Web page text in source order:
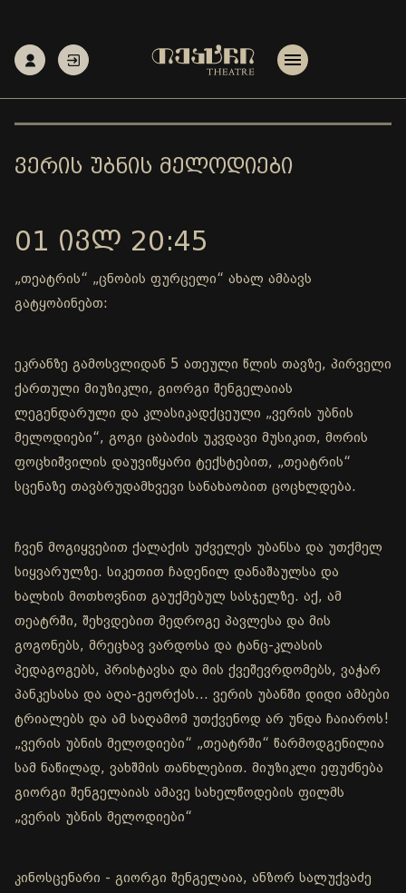
ᲕᲔᲠᲘᲡ ᲣᲑᲜᲘᲡ ᲛᲔᲚᲝᲓᲘᲔᲑᲘ
01 ᲘᲕᲚ 20:45
„თეატრის“ „ცნობის ფურცელი“ ახალ ამბავს
გატყობინებთ:
ეკრანზე გამოსვლიდან 5 ათეული წლის თავზე, პირველი
ქართული მიუზიკლი, გიორგი შენგელაიას
ლეგენდარული და კლასიკადქცეული „ვერის უბნის
მელოდიები“, გოგი ცაბაძის უკვდავი მუსიკით, მორის
ფოცხიშვილის დაუვიწყარი ტექსტებით, „თეატრის“
სცენაზე თავბრუდამხვევი სანახაობით ცოცხლდება.
ჩვენ მოგიყვებით ქალაქის უძველეს უბანსა და უთქმელ
სიყვარულზე. სიკეთით ჩადენილ დანაშაულსა და
ხალხის მოთხოვნით გაუქმებულ სასჯელზე. აქ, ამ
თეატრში, შეხვდებით მედროგე პავლესა და მის
გოგონებს, მრეცხავ ვარდოსა და ტანც-კლასის
პედაგოგებს, პრისტავსა და მის ქვეშევრდომებს, ვაჭარ
პანკესასა და აღა-გეორქას... ვერის უბანში დიდი ამბები
ტრიალებს და ამ საღამომ უთქვენოდ არ უნდა ჩაიაროს!
„ვერის უბნის მელოდიები“ „თეატრში“ წარმოდგენილია
სამ ნაწილად, ვახშმის თანხლებით. მიუზიკლი ეფუძნება
გიორგი შენგელაიას ამავე სახელწოდების ფილმს
„ვერის უბნის მელოდიები“
კინოსცენარი - გიორგი შენგელაია, ანზორ სალუქვაძე